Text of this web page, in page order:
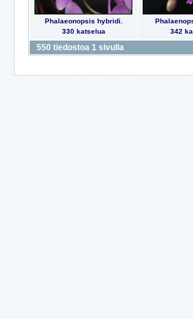
Phalaeonopsis hybridi.
330 katselua
342
550 tiedostoa 1 sivulla